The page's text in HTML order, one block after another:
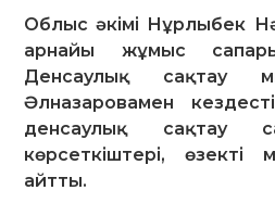
Облыс әкімі Нұрлыбек
арнайы жұмыс
Денсаулық сақтау
Әлназаровамен
денсаулық сақтау
көрсеткіштері, өзекті
айтты.